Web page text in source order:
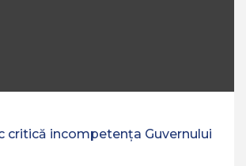
critică incompetența Guvernului